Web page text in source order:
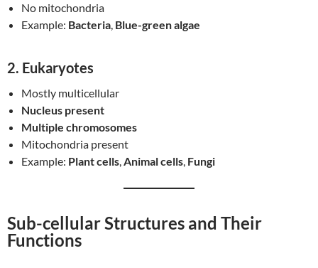
No mitochondria
Example: Bacteria, Blue-green algae
2. Eukaryotes
Mostly multicellular
Nucleus present
Multiple chromosomes
Mitochondria present
Example: Plant cells,Animal cells, Fungi
Sub-cellular Structures and Their
Functions